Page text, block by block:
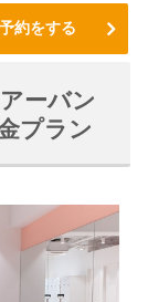
約をする
ーバン
プラン